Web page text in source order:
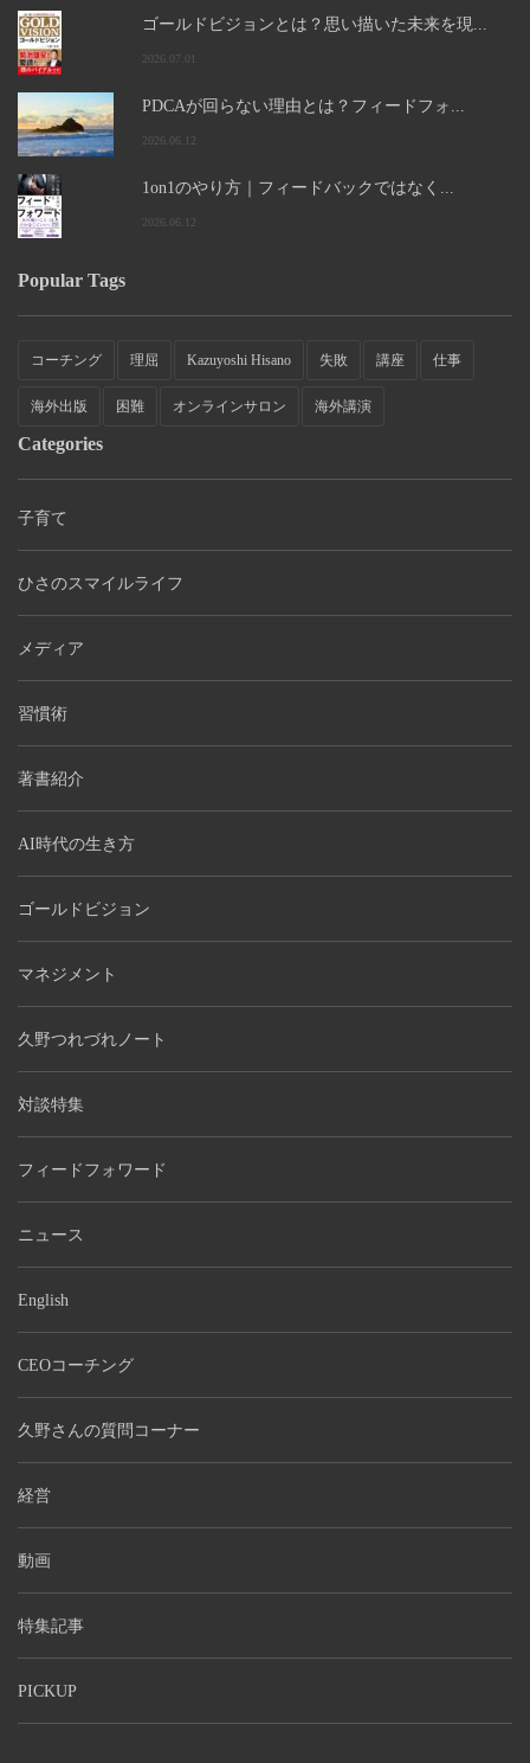
ゴールドビジョンとは？思い描いた未来を現...
2026.07.01
PDCAが回らない理由とは？フィードフォ...
2026.06.12
1on1のやり方｜フィードバックではなく...
2026.06.12
Popular Tags
コーチング 理屈 Kazuyoshi Hisano 失敗 講座 仕事
海外出版 困難 オンラインサロン 海外講演
Categories
子育て
ひさのスマイルライフ
メディア
習慣術
著書紹介
AI時代の生き方
ゴールドビジョン
マネジメント
久野つれづれノート
対談特集
フィードフォワード
ニュース
English
CEOコーチング
久野さんの質問コーナー
経営
動画
特集記事
PICKUP